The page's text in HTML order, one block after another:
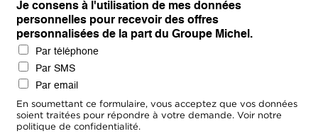
Je consens à l'utilisation de mes données
personnelles pour recevoir des offres
personnalisées de la part du Groupe Michel.
Par téléphone
Par SMS
Par email
En soumettant ce formulaire, vous acceptez que vos données
soient traitées pour répondre à votre demande. Voir notre
politique de confidentialité.